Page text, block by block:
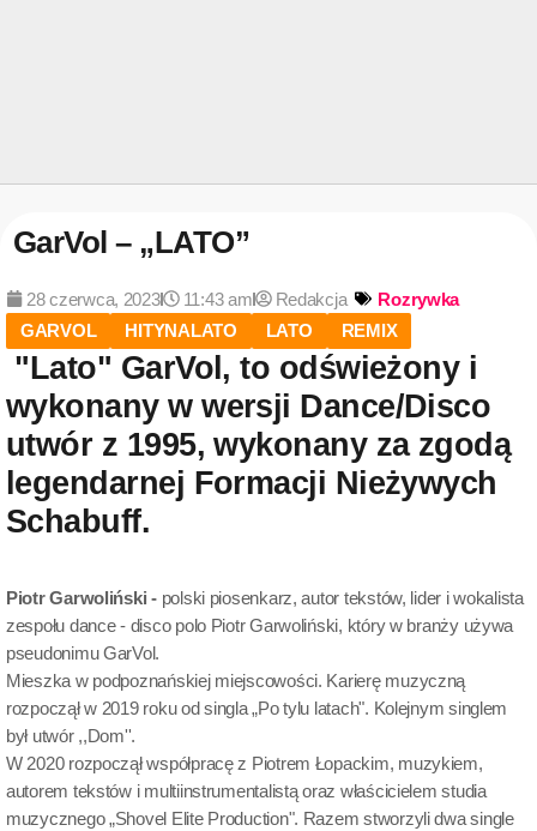
GarVol – „LATO”
28 czerwca, 2023 11:43 am Redakcja
Rozrywka
GARVOL
HITYNALATO LATO REMIX
"Lato" GarVol, to odświeżony i
wykonany w wersji Dance/Disco
utwór z 1995, wykonany za zgodą
legendarnej Formacji Nieżywych
Schabuff.
Piotr Garwoliński -polski piosenkarz, autor tekstów, lider i wokalista
zespołu dance - disco polo Piotr Garwoliński, który w branży używa
pseudonimu GarVol.
Mieszka w podpoznańskiej miejscowości. Karierę muzyczną
rozpoczął w 2019 roku od singla „Po tylu latach". Kolejnym singlem
był utwór ,,Dom''.
W 2020 rozpoczął współpracę z Piotrem Łopackim, muzykiem,
autorem tekstów i multiinstrumentalistą oraz właścicielem studia
muzycznego „Shovel Elite Production". Razem stworzyli dwa single